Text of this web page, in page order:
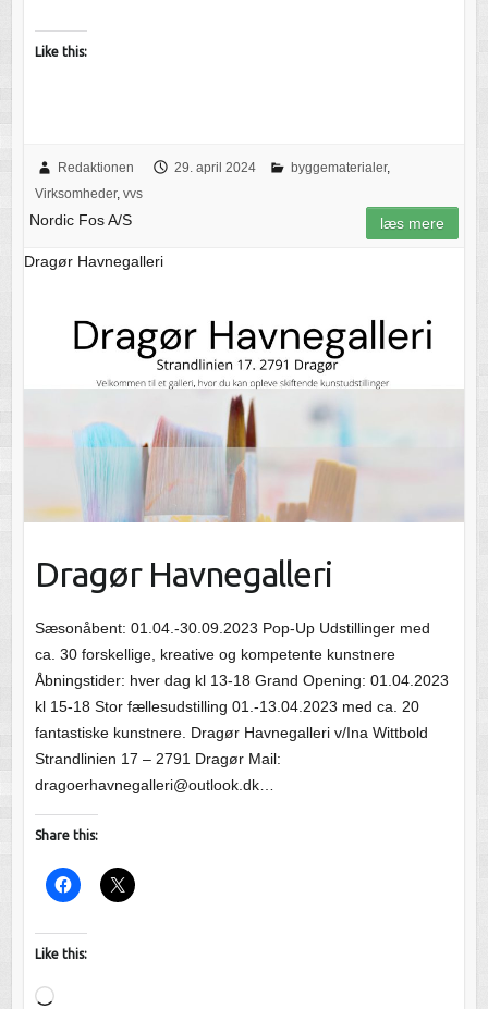
Like this:
Redaktionen 29. april 2024 byggematerialer,
Virksomheder, vvs
Nordic Fos A/S læs mere
Dragør Havnegalleri
Dragør Havnegalleri
Sæsonåbent: 01.04.-30.09.2023 Pop-Up Udstillinger med
ca. 30 forskellige, kreative og kompetente kunstnere
Åbningstider: hver dag kl 13-18 Grand Opening: 01.04.2023
kl 15-18 Stor fællesudstilling 01.-13.04.2023 med ca. 20
fantastiske kunstnere. Dragør Havnegalleri v/Ina Wittbold
Strandlinien 17 – 2791 Dragør Mail:
dragoerhavnegalleri@outlook.dk…
Share this:
Like this:
Loading…